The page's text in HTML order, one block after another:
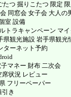
つ 掘りこたつ 限定
同窓会 女子会 大人の
室 設備
トラキャンペーン マ
県観光施設 岩手県観光
ターネット予約
マネー 財布 二次会
状況 レビュー
フリーペーパー
き